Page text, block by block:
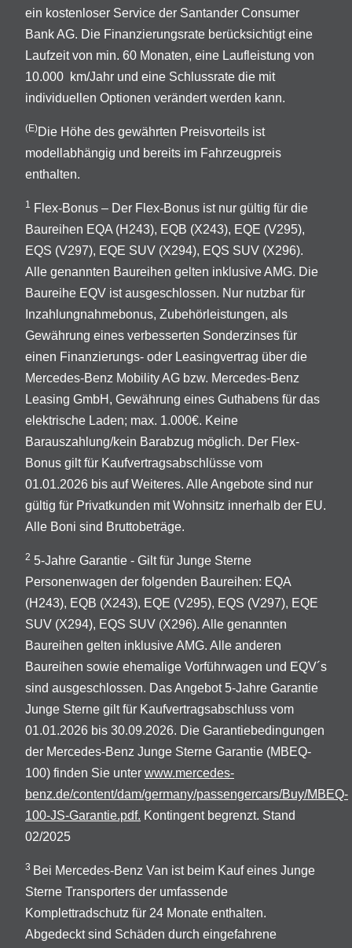
ein kostenloser Service der Santander Consumer
Bank AG. Die Finanzierungsrate berücksichtigt eine
Laufzeit von min. 60 Monaten, eine Laufleistung von
10.000 km/Jahr und eine Schlussrate die mit
individuellen Optionen verändert werden kann.
(E)Die Höhe des gewährten Preisvorteils ist
modellabhängig und bereits im Fahrzeugpreis
enthalten.
1 Flex-Bonus – Der Flex-Bonus ist nur gültig für die
Baureihen EQA (H243), EQB (X243), EQE (V295),
EQS (V297), EQE SUV (X294), EQS SUV (X296).
Alle genannten Baureihen gelten inklusive AMG. Die
Baureihe EQV ist ausgeschlossen. Nur nutzbar für
Inzahlungnahmebonus, Zubehörleistungen, als
Gewährung eines verbesserten Sonderzinses für
einen Finanzierungs- oder Leasingvertrag über die
Mercedes-Benz Mobility AG bzw. Mercedes-Benz
Leasing GmbH, Gewährung eines Guthabens für das
elektrische Laden; max. 1.000€. Keine
Barauszahlung/kein Barabzug möglich. Der Flex-
Bonus gilt für Kaufvertragsabschlüsse vom
01.01.2026 bis auf Weiteres. Alle Angebote sind nur
gültig für Privatkunden mit Wohnsitz innerhalb der EU.
Alle Boni sind Bruttobeträge.
2 5-Jahre Garantie - Gilt für Junge Sterne
Personenwagen der folgenden Baureihen: EQA
(H243), EQB (X243), EQE (V295), EQS (V297), EQE
SUV (X294), EQS SUV (X296). Alle genannten
Baureihen gelten inklusive AMG. Alle anderen
Baureihen sowie ehemalige Vorführwagen und EQV´s
sind ausgeschlossen. Das Angebot 5-Jahre Garantie
Junge Sterne gilt für Kaufvertragsabschluss vom
01.01.2026 bis 30.09.2026. Die Garantiebedingungen
der Mercedes-Benz Junge Sterne Garantie (MBEQ-
100) finden Sie unter www.mercedes-
benz.de/content/dam/germany/passengercars/Buy/MBEQ-
100-JS-Garantie.pdf. Kontingent begrenzt. Stand
02/2025
3 Bei Mercedes-Benz Van ist beim Kauf eines Junge
Sterne Transporters der umfassende
Komplettradschutz für 24 Monate enthalten.
Abgedeckt sind Schäden durch eingefahrene